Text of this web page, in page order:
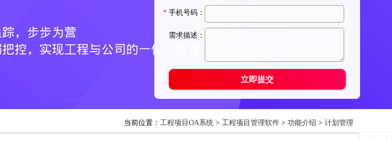
当前位置： 工程项目OA系统 > 工程项目管理软件 > 功能介绍 > 计划管理